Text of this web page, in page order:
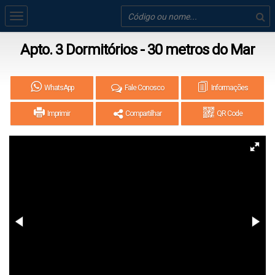
Apto. 3 Dormitórios - 30 metros do Mar
WhatsApp Fale Conosco Informações
Imprimir Compartilhar QR Code